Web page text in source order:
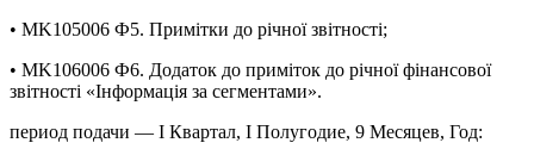
• MK105006 Ф5. Примітки до річної звітності;
• MK106006 Ф6. Додаток до приміток до річної фінансової
звітності «Інформація за сегментами».
период подачи — І Квартал, І Полугодие, 9 Месяцев, Год: